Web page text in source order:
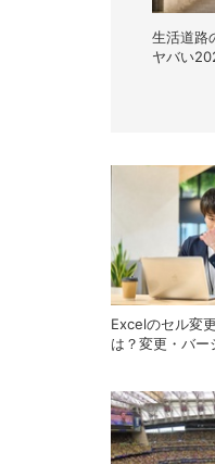
生活道路
ヤバい
Excelのセル変
は？変更・バ